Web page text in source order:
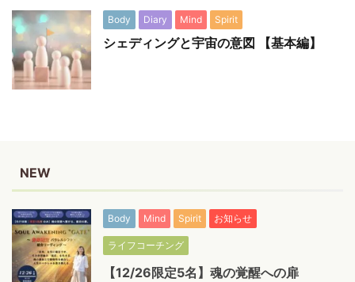
Body Diary Mind Spirit
シェディングと宇宙の意図 【基本編】
NEW
Body Mind Spirit お知らせ
ライフコーチング
【12/26限定5名】魂の覚醒への扉